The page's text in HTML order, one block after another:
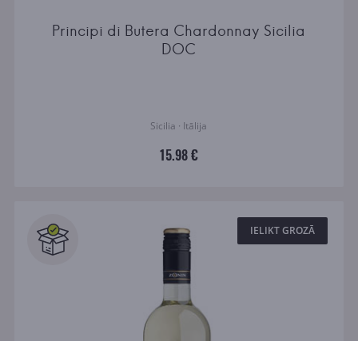
Principi di Butera Chardonnay Sicilia
DOC
Sicilia · Itālija
15.98 €
IELIKT GROZĀ